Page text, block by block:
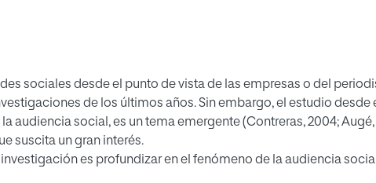
sociales desde el punto de vista de las empresas o del
de los últimos años. Sin embargo, el estudio desde
audiencia social, es un tema emergente (Contreras, 2004; Augé,
suscita un gran interés.
es profundizar en el fenómeno de la audiencia